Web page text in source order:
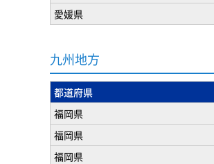
愛媛県
九州地方
都道府県
福岡県
福岡県
福岡県